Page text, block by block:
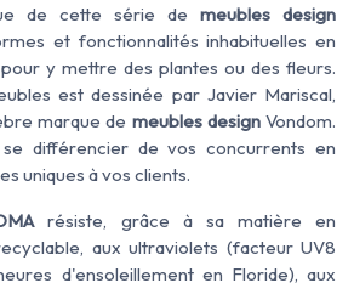
de cette série de meubles design
et fonctionnalités inhabituelles en
y mettre des plantes ou des fleurs.
est dessinée par Javier Mariscal,
marque de meubles designVondom.
différencier de vos concurrents en
uniques à vos clients.
résiste, grâce à sa matière en
aux ultraviolets (facteur UV8
d'ensoleillement en Floride), aux